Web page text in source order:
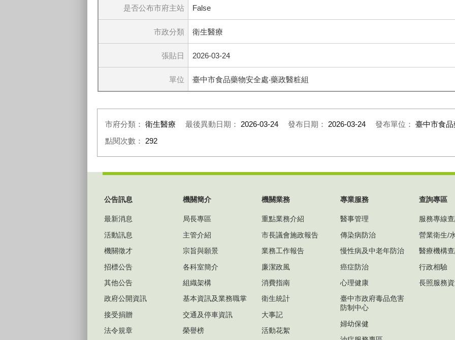
是否公布市府主站 False
市政分類 衛生醫療
張貼日 2026-03-24
單位 臺中市食品藥物安全處‧藥政醫粧組
市府分類： 衛生醫療 最後異動日期： 2026-03-24 發布日期： 2026-03-24 發布單位： 臺中市食品
點閱次數： 292
公告訊息
最新消息
活動訊息
機關徵才
招標公告
其他公告
政府公開資訊
接受捐贈
法令規章
機關簡介
局長專區
主管介紹
宗旨與願景
各科室簡介
組織架構
基本資訊及業務職掌
交通及停車資訊
榮譽榜
機關業務
重點業務介紹
市長議會施政報告
業務工作報告
廉潔政風
消費指南
衛生統計
大事記
活動花絮
專業服務
醫事管理
傳染病防治
慢性病及中老年防治
癌症防治
心理健康
臺中市政府毒品危害
防制中心
婦幼保健
查詢專區
服務專線
營業衛生/
醫療機構
行政相驗
長照服務